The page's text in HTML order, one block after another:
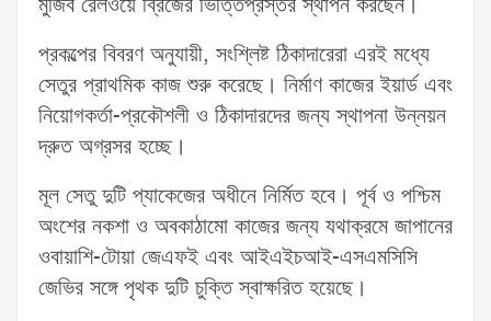
প্রকল্পের বিবরণ অনুযায়ী, সংশ্লিষ্ট ঠিকাদারেরা এরই মধ্যে
সেতুর প্রাথমিক কাজ শুরু করেছে। নির্মাণ কাজের ইয়ার্ড এবং
নিয়োগকর্তা-প্রকৌশলী ও ঠিকাদারদের জন্য স্থাপনা উন্নয়ন
দ্রুত অগ্রসর হচ্ছে।
মূল সেতু দুটি প্যাকেজের অধীনে নির্মিত হবে। পূর্ব ও পশ্চিম
অংশের নকশা ও অবকাঠামো কাজের জন্য যথাক্রমে জাপানের
ওবায়াশি-টোয়া জেএফই এবং আইএইচআই-এসএমসিসি
জেভির সঙ্গে পৃথক দুটি চুক্তি স্বাক্ষরিত হয়েছে।